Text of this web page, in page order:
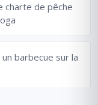
charte de pêche
barbecue sur la